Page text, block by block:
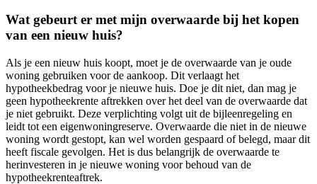
Wat gebeurt er met mijn overwaarde bij het kopen
van een nieuw huis?
Als je een nieuw huis koopt, moet je de overwaarde van je oude
woning gebruiken voor de aankoop. Dit verlaagt het
hypotheekbedrag voor je nieuwe huis. Doe je dit niet, dan mag je
geen hypotheekrente aftrekken over het deel van de overwaarde dat
je niet gebruikt. Deze verplichting volgt uit de bijleenregeling en
leidt tot een eigenwoningreserve. Overwaarde die niet in de nieuwe
woning wordt gestopt, kan wel worden gespaard of belegd, maar dit
heeft fiscale gevolgen. Het is dus belangrijk de overwaarde te
herinvesteren in je nieuwe woning voor behoud van de
hypotheekrenteaftrek.